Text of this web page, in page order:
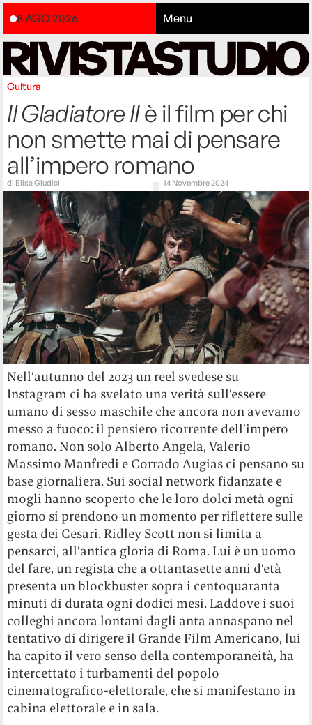
8 AGO 2026 Menu
Cultura
Il Gladiatore IIè il film per chi
non smette mai di pensare
all’impero romano
di Elisa Giudici 14 Novembre 2024
Nell’autunno del 2023 un reel svedese su
Instagram ci ha svelato una verità sull’essere
umano di sesso maschile che ancora non avevamo
messo a fuoco: il pensiero ricorrente dell’impero
romano. Non solo Alberto Angela, Valerio
Massimo Manfredi e Corrado Augias ci pensano su
base giornaliera. Sui social network fidanzate e
mogli hanno scoperto che le loro dolci metà ogni
giorno si prendono un momento per riflettere sulle
gesta dei Cesari. Ridley Scott non si limita a
pensarci, all’antica gloria di Roma. Lui è un uomo
del fare, un regista che a ottantasette anni d’età
presenta un blockbuster sopra i centoquaranta
minuti di durata ogni dodici mesi. Laddove i suoi
colleghi ancora lontani dagli anta annaspano nel
tentativo di dirigere il Grande Film Americano, lui
ha capito il vero senso della contemporaneità, ha
intercettato i turbamenti del popolo
cinematografico-elettorale, che si manifestano in
cabina elettorale e in sala.